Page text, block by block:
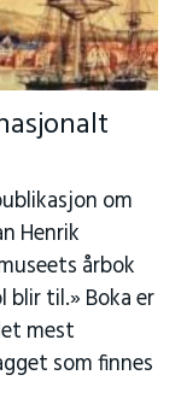
om
Henrik
årbok
blir til.» Boka er
mest
som finnes